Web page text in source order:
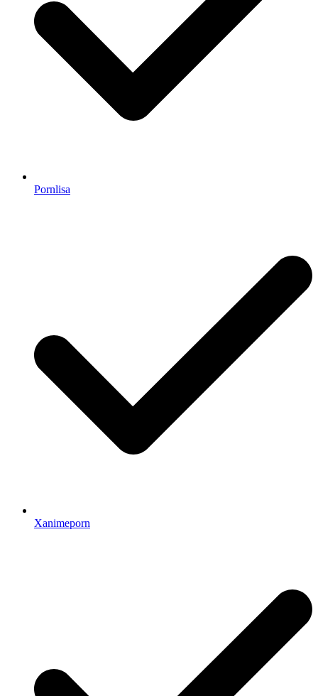
Pornlisa
Xanimeporn